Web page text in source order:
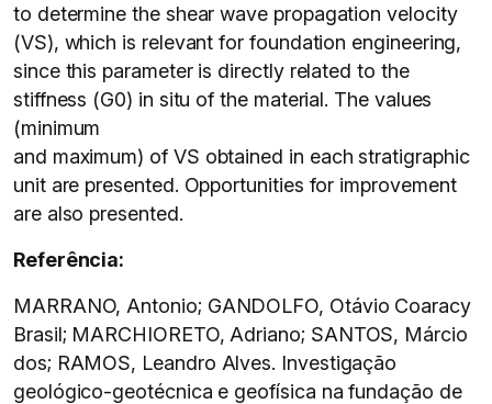
to determine the shear wave propagation velocity
(VS), which is relevant for foundation engineering,
since this parameter is directly related to the
stiffness (G0) in situ of the material. The values
(minimum
and maximum) of VS obtained in each stratigraphic
unit are presented. Opportunities for improvement
are also presented.
Referência:
MARRANO, Antonio; GANDOLFO, Otávio Coaracy
Brasil; MARCHIORETO, Adriano; SANTOS, Márcio
dos; RAMOS, Leandro Alves. Investigação
geológico-geotécnica e geofísica na fundação de